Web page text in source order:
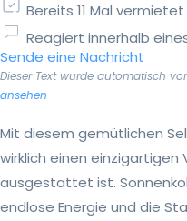
Bereits 11 Mal vermietet
Reagiert innerhalb
Sende eine Nachricht
Dieser Text wurde automatisch
ansehen
Mit diesem gemütlichen
wirklich einen
ausgestattet ist.
endlose Energie und die